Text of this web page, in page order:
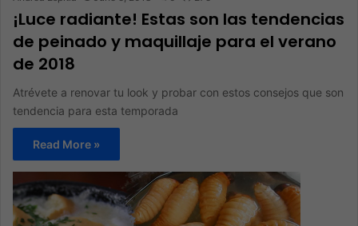
¡Luce radiante! Estas son las tendencias
de peinado y maquillaje para el verano
de 2018
Atrévete a renovar tu look y probar con estos consejos que son
tendencia para esta temporada
Read More »